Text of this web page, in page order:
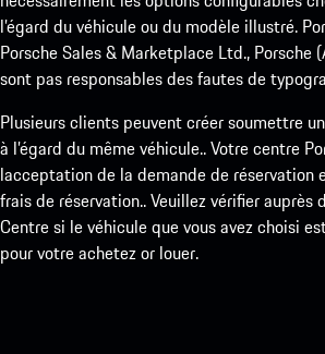
l’égard du véhicule ou du modèle illustré.
Porsche Sales & Marketplace Ltd., Porsche
sont pas responsables des fautes de
Plusieurs clients peuvent créer soumettre
à l’égard du même véhicule.. Votre centre
lacceptation de la demande de
frais de réservation.. Veuillez vérifier auprès
Centre si le véhicule que vous avez choisi
pour votre achetez or louer.